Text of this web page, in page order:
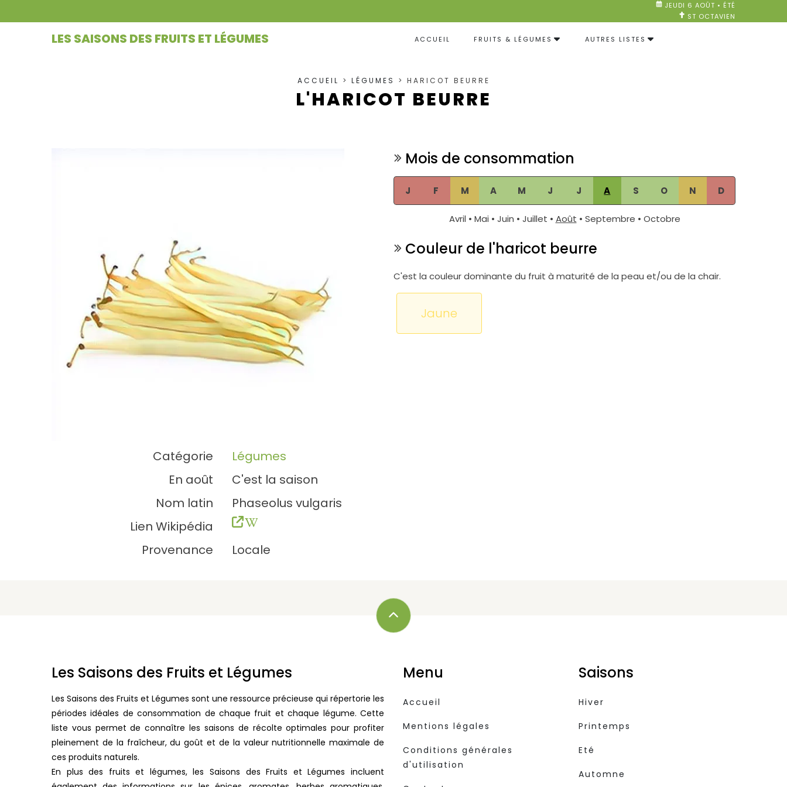
JEUDI 6 AOÛT • ÉTÉ
ST OCTAVIEN
LES SAISONS DES FRUITS ET LÉGUMES ACCUEIL FRUITS & LÉGUMES AUTRES LISTES
ACCUEIL > LÉGUMES > HARICOT BEURRE
L'HARICOT BEURRE
Catégorie
Légumes
En août
C'est la saison
Nom latin
Phaseolus vulgaris
Lien Wikipédia
Provenance
Locale
Mois de consommation
J F M A M J J A S O N D
Avril • Mai • Juin • Juillet • Août • Septembre • Octobre
Couleur de l'haricot beurre
C'est la couleur dominante du fruit à maturité de la peau et/ou de la chair.
Jaune
Les Saisons des Fruits et Légumes
Les Saisons des Fruits et Légumes sont une ressource précieuse qui répertorie les
périodes idéales de consommation de chaque fruit et chaque légume. Cette
liste vous permet de connaître les saisons de récolte optimales pour profiter
pleinement de la fraîcheur, du goût et de la valeur nutritionnelle maximale de
ces produits naturels.
En plus des fruits et légumes, les Saisons des Fruits et Légumes incluent
Menu
Accueil
Mentions légales
Conditions générales
d'utilisation
Saisons
Hiver
Printemps
Eté
Automne